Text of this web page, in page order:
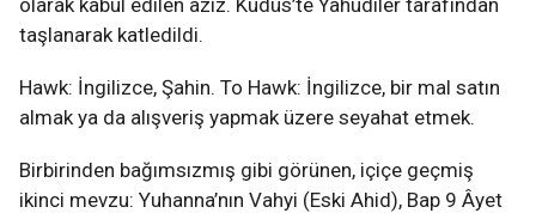
olarak kabul edilen aziz. Kudüs’te Yahudiler tarafından
taşlanarak katledildi.
Hawk: İngilizce, Şahin. To Hawk: İngilizce, bir mal satın
almak ya da alışveriş yapmak üzere seyahat etmek.
Birbirinden bağımsızmış gibi görünen, içiçe geçmiş
ikinci mevzu: Yuhanna’nın Vahyi (Eski Ahid), Bap 9 Âyet